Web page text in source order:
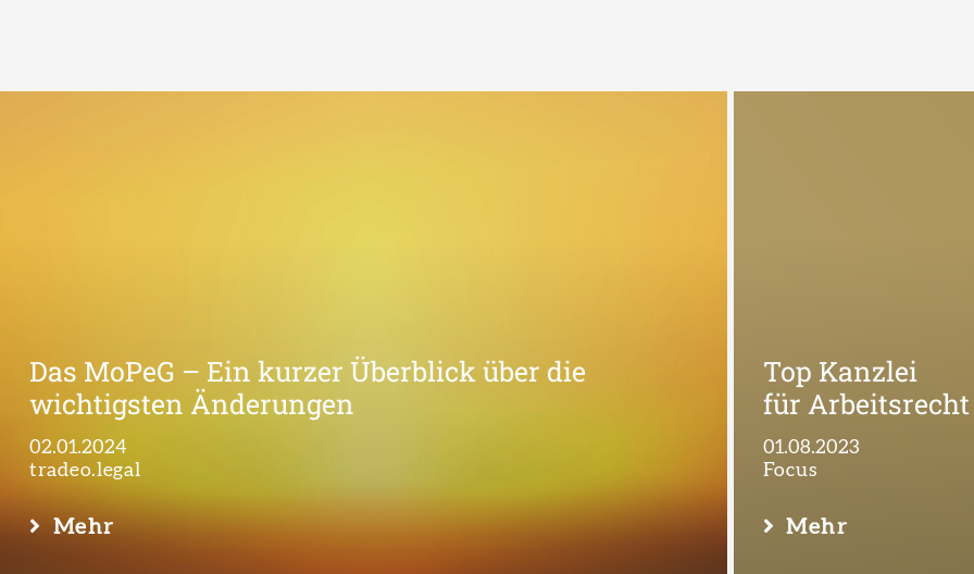
Das MoPeG – Ein kurzer Überblick über die
wichtigsten Änderungen
02.01.2024
tradeo.legal
Mehr
Top Kanzlei
für Arbeitsrecht
01.08.2023
Focus
Mehr